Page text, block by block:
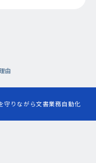
由
守りながら文書業務自動化